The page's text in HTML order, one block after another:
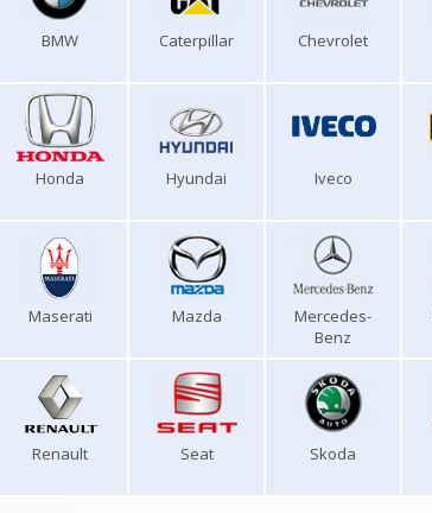
BMW Caterpillar Chevrolet
Honda Hyundai Iveco
Maserati Mazda
Mercedes-
Benz
Renault Seat Skoda